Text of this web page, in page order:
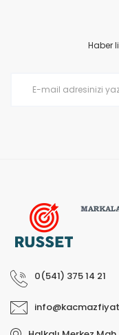
Ürün resmi kalitesiz,
Ürün
Haber
0(541) 375 14 21